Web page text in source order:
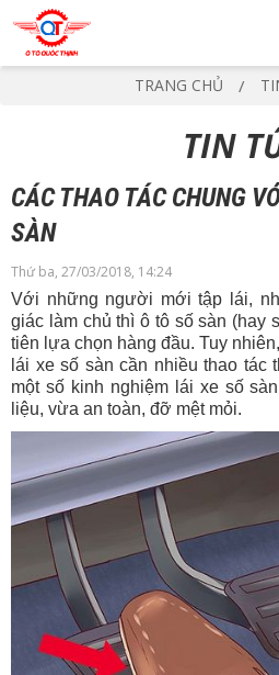
TRANG CHỦ
TIN
CÁC THAO TÁC CHUNG
SÀN
Thứ ba, 27/03/2018, 14:24
Với những người mới tập lái,
giác làm chủ thì ô tô số sàn (hay
tiên lựa chọn hàng đầu. Tuy
lái xe số sàn cần nhiều thao tác
một số kinh nghiệm lái xe số
liệu, vừa an toàn, đỡ mệt mỏi.